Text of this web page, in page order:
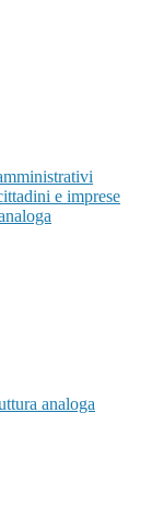
e imprese
analoga